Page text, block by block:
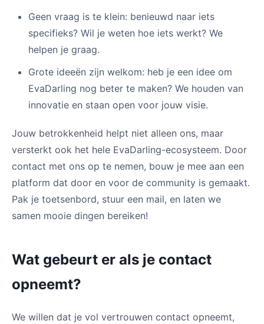
Geen vraag is te klein: benieuwd naar iets
specifieks? Wil je weten hoe iets werkt? We
helpen je graag.
Grote ideeën zijn welkom: heb je een idee om
EvaDarling nog beter te maken? We houden van
innovatie en staan open voor jouw visie.
Jouw betrokkenheid helpt niet alleen ons, maar
versterkt ook het hele EvaDarling-ecosysteem. Door
contact met ons op te nemen, bouw je mee aan een
platform dat door en voor de community is gemaakt.
Pak je toetsenbord, stuur een mail, en laten we
samen mooie dingen bereiken!
Wat gebeurt er als je contact
opneemt?
We willen dat je vol vertrouwen contact opneemt,